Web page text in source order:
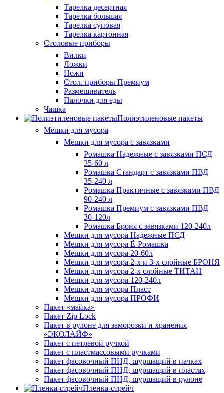
Тарелка десертная
Тарелка большая
Тарелка суповая
Тарелка картонная
Столовые приборы
Вилки
Ложки
Ножи
Стол. приборы Премиум
Размешиватель
Палочки для еды
Чашка
Полиэтиленовые пакеты
Мешки для мусора
Мешки для мусора с завязками
Ромашка Надежные с завязками ПСД
35-60 л
Ромашка Стандарт с завязками ПВД
35-240 л
Ромашка Практичные с завязками ПВД
90-240 л
Ромашка Премиум с завязками ПВД
30-120л
Ромашка Броня с завязками 120-240л
Мешки для мусора Надежные ПСД
Мешки для мусора Ё-Ромашка
Мешки для мусора 20-60л
Мешки для мусора 2-х и 3-х слойные БРОНЯ
Мешки для мусора 2-х слойные ТИТАН
Мешки для мусора 120-240л
Мешки для мусора Пласт
Мешки для мусора ПРОФИ
Пакет «майка»
Пакет Zip Lock
Пакет в рулоне для заморозки и хранения
«ЭКОЛАЙФ»
Пакет с петлевой ручкой
Пакет с пластмассовыми ручками
Пакет фасовочный ПНД, шуршащий в пачках
Пакет фасовочный ПНД, шуршащий в пластах
Пакет фасовочный ПНД, шуршащий в рулоне
Пленка-стрейч